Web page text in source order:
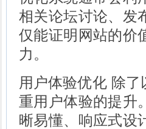
相关论坛讨论、发
仅能证明网站的价
力。
用户体验优化 除
重用户体验的提升
晰易懂、响应式设